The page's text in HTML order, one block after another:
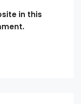
in this